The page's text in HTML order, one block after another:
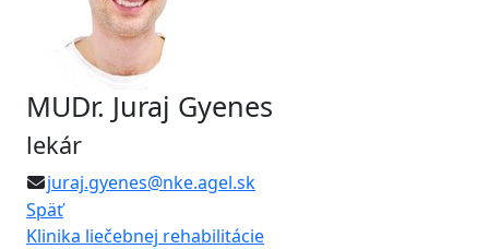
MUDr. Juraj Gyenes
lekár
juraj.gyenes@nke.agel.sk
Späť
Klinika liečebnej rehabilitácie